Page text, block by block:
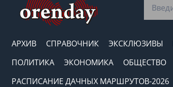
АРХИВ СПРАВОЧНИК ЭКСКЛЮЗИВЫ
ПОЛИТИКА
ЭКОНОМИКА ОБЩЕСТВО
РАСПИСАНИЕ ДАЧНЫХ МАРШРУТОВ-2026